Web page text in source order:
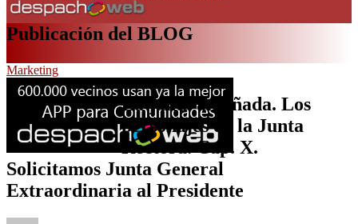
Publicación del BLOG
Marketing
La junta amañada. Los
personajes de la Junta
Rectora. Cap. X.
Solicitamos Junta General
Extraordinaria al Presidente